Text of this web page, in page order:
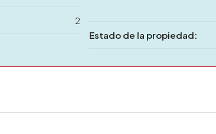
2
Estado de la propiedad: